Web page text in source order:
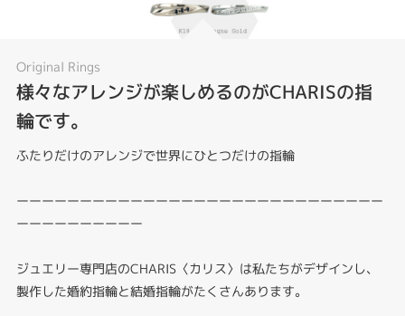
Original Rings
様々なアレンジが楽しめるのがCHARISの指
輪です。
ふたりだけのアレンジで世界にひとつだけの指輪
ーーーーーーーーーーーーーーーーーーーーーーーーーーーーー
ーーーーーーーーーー
ジュエリー専門店のCHARIS〈カリス〉は私たちがデザインし、
製作した婚約指輪と結婚指輪がたくさんあります。